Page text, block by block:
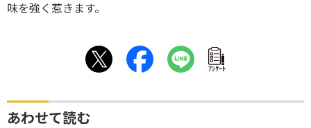
味を強く惹きます。
ｱﾝｹｰﾄ
あわせて読む